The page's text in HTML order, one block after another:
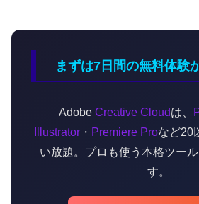
まずは7日間の無料体験
Adobe Creative Cloudは、
Illustrator・ Premiere Proなど20
い放題。プロも使う本格ツー
す。